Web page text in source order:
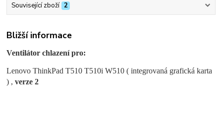
Související zboží 2
Bližší informace
Ventilátor chlazení pro:
Lenovo ThinkPad T510 T510i W510 ( integrovaná grafická karta
) ,verze 2